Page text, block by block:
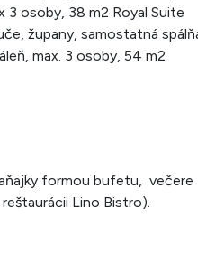
3 osoby, 38 m2 Royal Suite
župany, samostatná
max. 3 osoby, 54 m2
formou bufetu, večere
Lino Bistro).